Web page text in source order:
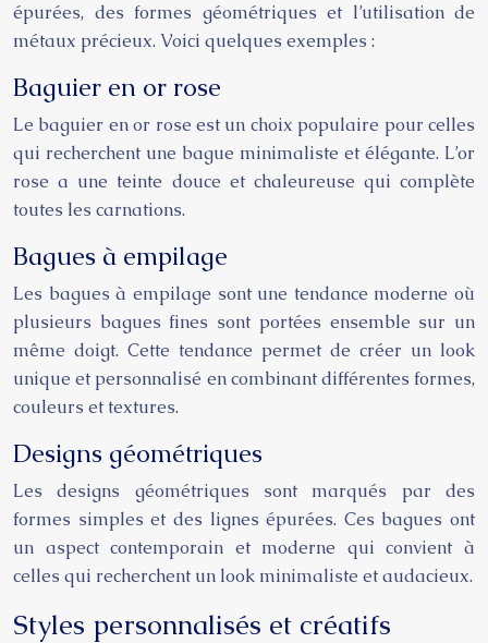
épurées, des formes géométriques et l’utilisation de
métaux précieux. Voici quelques exemples :
Baguier en or rose
Le baguier en or rose est un choix populaire pour celles
qui recherchent une bague minimaliste et élégante. L’or
rose a une teinte douce et chaleureuse qui complète
toutes les carnations.
Bagues à empilage
Les bagues à empilage sont une tendance moderne où
plusieurs bagues fines sont portées ensemble sur un
même doigt. Cette tendance permet de créer un look
unique et personnalisé en combinant différentes formes,
couleurs et textures.
Designs géométriques
Les designs géométriques sont marqués par des
formes simples et des lignes épurées. Ces bagues ont
un aspect contemporain et moderne qui convient à
celles qui recherchent un look minimaliste et audacieux.
Styles personnalisés et créatifs